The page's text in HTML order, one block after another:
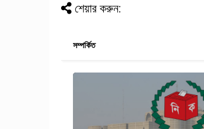
শেয়ার করুন:
সম্পর্কিত